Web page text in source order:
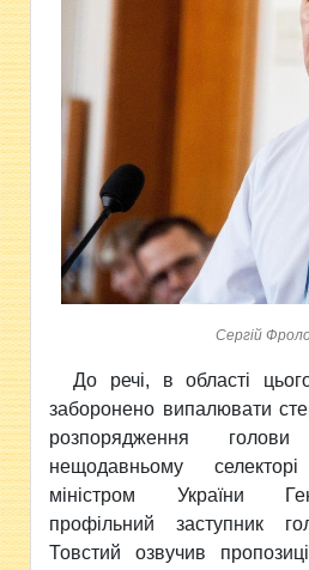
Сергій
До речі, в області
заборонено випалювати
розпорядження
нещодавньому
міністром України
профільний заступник
Товстий озвучив